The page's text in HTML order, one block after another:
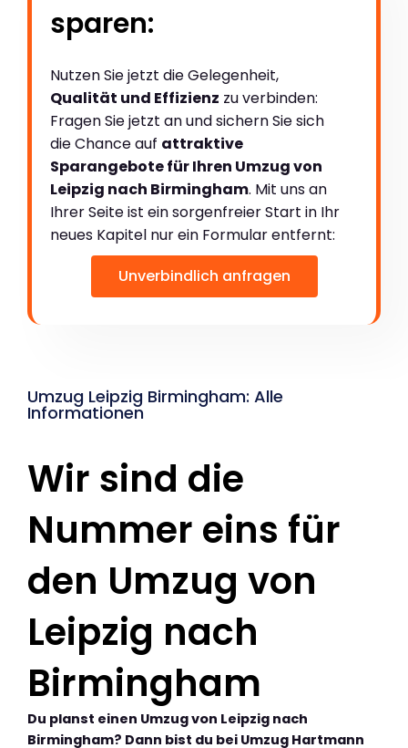
sparen:
Nutzen Sie jetzt die Gelegenheit,
Qualität und Effizienz zu verbinden:
Fragen Sie jetzt an und sichern Sie sich
die Chance auf attraktive
Sparangebote für Ihren Umzug von
Leipzig nach Birmingham. Mit uns an
Ihrer Seite ist ein sorgenfreier Start in Ihr
neues Kapitel nur ein Formular entfernt:
Unverbindlich anfragen
Umzug Leipzig Birmingham: Alle
Informationen
Wir sind die
Nummer eins für
den Umzug von
Leipzig nach
Birmingham
Du planst einen Umzug von Leipzig nach
Birmingham? Dann bist du bei Umzug Hartmann